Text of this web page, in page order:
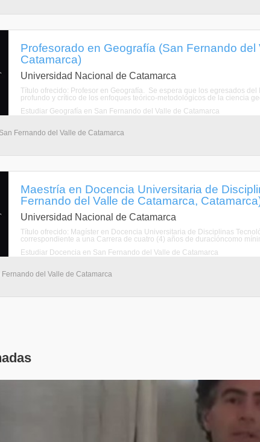
Profesorado en Geografía (San Fernando del
Catamarca)
Universidad Nacional de Catamarca
Título ofrecido: Profesor en Geografía. Se espera que los egresados
profundo y crítico de los enfoques teórico-metodológicos de la ciencia
Estudiar Geografía en San Fernando del Valle de Catamarca
Fernando del Valle de Catamarca
Maestría en Docencia Universitaria de
Fernando del Valle de Catamarca,
Universidad Nacional de Catamarca
Título ofrecido: Magíster en Docencia Universitaria de Disciplinas
correspondiente a una Carrera de cuatro (4) años de duracióncomo
Estudiar Docencia en San Fernando del Valle de Catamarca
Fernando del Valle de Catamarca